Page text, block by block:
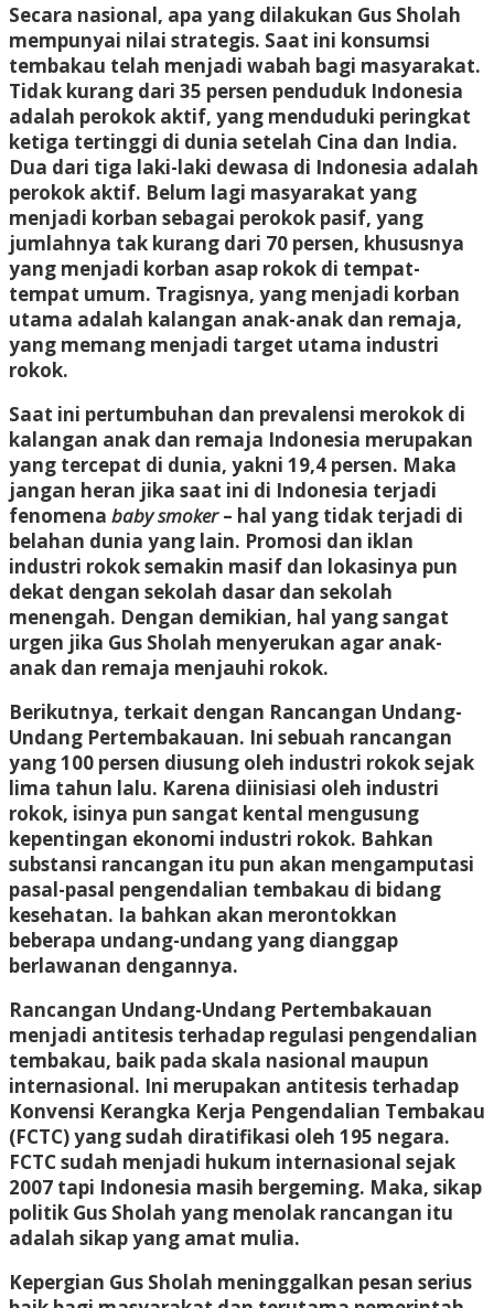
Secara nasional, apa yang dilakukan Gus Sholah
mempunyai nilai strategis. Saat ini konsumsi
tembakau telah menjadi wabah bagi masyarakat.
Tidak kurang dari 35 persen penduduk Indonesia
adalah perokok aktif, yang menduduki peringkat
ketiga tertinggi di dunia setelah Cina dan India.
Dua dari tiga laki-laki dewasa di Indonesia adalah
perokok aktif. Belum lagi masyarakat yang
menjadi korban sebagai perokok pasif, yang
jumlahnya tak kurang dari 70 persen, khususnya
yang menjadi korban asap rokok di tempat-
tempat umum. Tragisnya, yang menjadi korban
utama adalah kalangan anak-anak dan remaja,
yang memang menjadi target utama industri
rokok.
Saat ini pertumbuhan dan prevalensi merokok di
kalangan anak dan remaja Indonesia merupakan
yang tercepat di dunia, yakni 19,4 persen. Maka
jangan heran jika saat ini di Indonesia terjadi
fenomena baby smoker– hal yang tidak terjadi di
belahan dunia yang lain. Promosi dan iklan
industri rokok semakin masif dan lokasinya pun
dekat dengan sekolah dasar dan sekolah
menengah. Dengan demikian, hal yang sangat
urgen jika Gus Sholah menyerukan agar anak-
anak dan remaja menjauhi rokok.
Berikutnya, terkait dengan Rancangan Undang-
Undang Pertembakauan. Ini sebuah rancangan
yang 100 persen diusung oleh industri rokok sejak
lima tahun lalu. Karena diinisiasi oleh industri
rokok, isinya pun sangat kental mengusung
kepentingan ekonomi industri rokok. Bahkan
substansi rancangan itu pun akan mengamputasi
pasal-pasal pengendalian tembakau di bidang
kesehatan. Ia bahkan akan merontokkan
beberapa undang-undang yang dianggap
berlawanan dengannya.
Rancangan Undang-Undang Pertembakauan
menjadi antitesis terhadap regulasi pengendalian
tembakau, baik pada skala nasional maupun
internasional. Ini merupakan antitesis terhadap
Konvensi Kerangka Kerja Pengendalian Tembakau
(FCTC) yang sudah diratifikasi oleh 195 negara.
FCTC sudah menjadi hukum internasional sejak
2007 tapi Indonesia masih bergeming. Maka, sikap
politik Gus Sholah yang menolak rancangan itu
adalah sikap yang amat mulia.
Kepergian Gus Sholah meninggalkan pesan serius